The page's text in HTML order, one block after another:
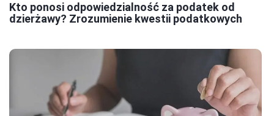
Kto ponosi odpowiedzialność za podatek od
dzierżawy? Zrozumienie kwestii podatkowych